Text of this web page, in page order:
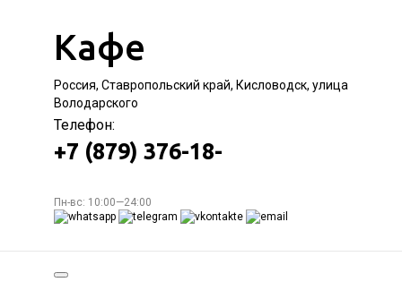
Кафе
Россия, Ставропольский край, Кисловодск, улица
Володарского
Телефон:
+7 (879) 376-18-
Пн-вс: 10:00—24:00